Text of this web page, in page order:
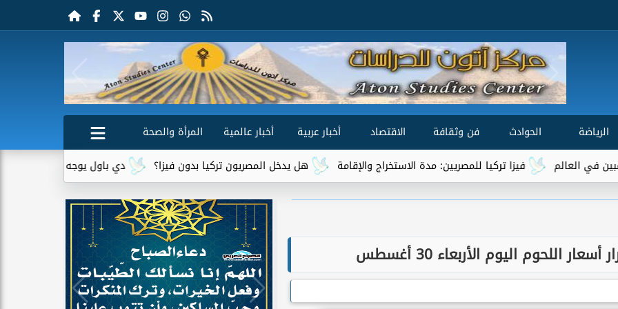
الرياضة الحوادث فن وثقافة الاقتصاد أخبار عربية أخبار عالمية
المرأة والصحة
دي باول يوجه رسالة مؤثرة لميسي بعد
هل يدخل المصريون تركيا بدون فيزا؟ فيزا تركيا للمصريين: مدة الاستخراج والإقامة